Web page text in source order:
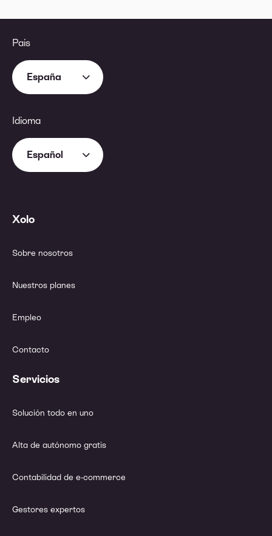
País
España
Idioma
Español
Xolo
Sobre nosotros
Nuestros planes
Empleo
Contacto
Servicios
Solución todo en uno
Alta de autónomo gratis
Contabilidad de e-commerce
Gestores expertos